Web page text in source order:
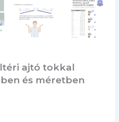
ajtó tokkal
és méretben